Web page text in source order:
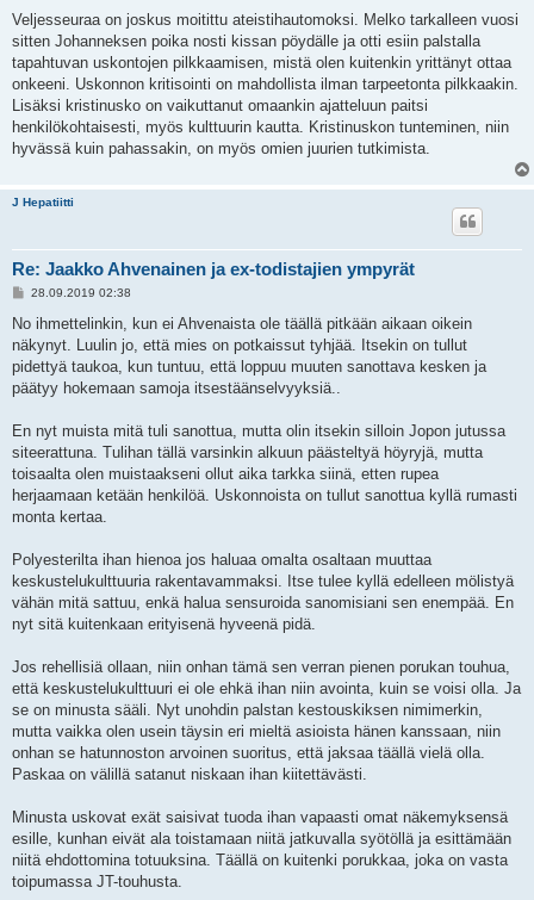
Veljesseuraa on joskus moitittu ateistihautomoksi. Melko tarkalleen vuosi
sitten Johanneksen poika nosti kissan pöydälle ja otti esiin palstalla
tapahtuvan uskontojen pilkkaamisen, mistä olen kuitenkin yrittänyt ottaa
onkeeni. Uskonnon kritisointi on mahdollista ilman tarpeetonta pilkkaakin.
Lisäksi kristinusko on vaikuttanut omaankin ajatteluun paitsi
henkilökohtaisesti, myös kulttuurin kautta. Kristinuskon tunteminen, niin
hyvässä kuin pahassakin, on myös omien juurien tutkimista.
J Hepatiitti
Re: Jaakko Ahvenainen ja ex-todistajien ympyrät
V
e
t
i
28.09.2019 02:38
No ihmettelinkin, kun ei Ahvenaista ole täällä pitkään aikaan oikein
näkynyt. Luulin jo, että mies on potkaissut tyhjää. Itsekin on tullut
pidettyä taukoa, kun tuntuu, että loppuu muuten sanottava kesken ja
päätyy hokemaan samoja itsestäänselvyyksiä..
En nyt muista mitä tuli sanottua, mutta olin itsekin silloin Jopon jutussa
siteerattuna. Tulihan tällä varsinkin alkuun päästeltyä höyryjä, mutta
toisaalta olen muistaakseni ollut aika tarkka siinä, etten rupea
herjaamaan ketään henkilöä. Uskonnoista on tullut sanottua kyllä rumasti
monta kertaa.
Polyesterilta ihan hienoa jos haluaa omalta osaltaan muuttaa
keskustelukulttuuria rakentavammaksi. Itse tulee kyllä edelleen mölistyä
vähän mitä sattuu, enkä halua sensuroida sanomisiani sen enempää. En
nyt sitä kuitenkaan erityisenä hyveenä pidä.
Jos rehellisiä ollaan, niin onhan tämä sen verran pienen porukan touhua,
että keskustelukulttuuri ei ole ehkä ihan niin avointa, kuin se voisi olla. Ja
se on minusta sääli. Nyt unohdin palstan kestouskiksen nimimerkin,
mutta vaikka olen usein täysin eri mieltä asioista hänen kanssaan, niin
onhan se hatunnoston arvoinen suoritus, että jaksaa täällä vielä olla.
Paskaa on välillä satanut niskaan ihan kiitettävästi.
Minusta uskovat exät saisivat tuoda ihan vapaasti omat näkemyksensä
esille, kunhan eivät ala toistamaan niitä jatkuvalla syötöllä ja esittämään
niitä ehdottomina totuuksina. Täällä on kuitenki porukkaa, joka on vasta
toipumassa JT-touhusta.